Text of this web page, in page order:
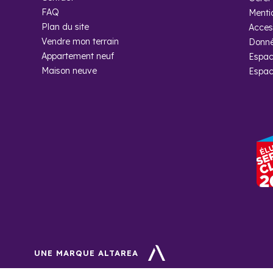
Combien
Lors du dernier
Pourquoi
Cogedim, nous
conditions :
une zone à fort
FAQ
Plan du site
Vendre mon terrain
Appartement neuf
Maison neuve
UNE MARQUE ALTAREA